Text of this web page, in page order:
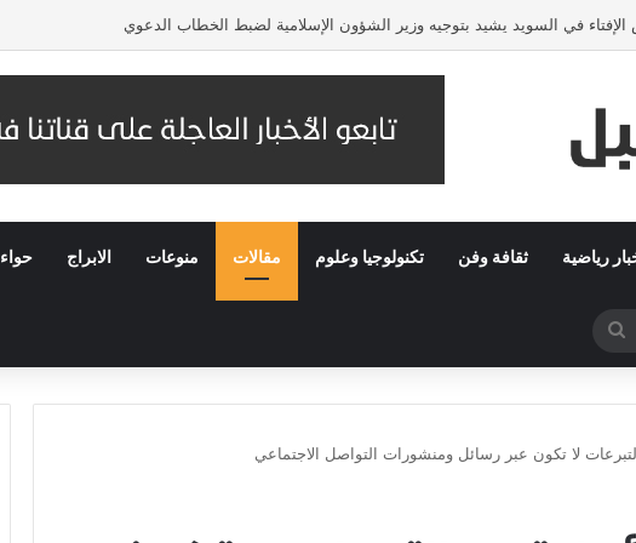
الإفتاء في السويد يشيد بتوجيه وزير الشؤون الإسلامية لضبط الخطاب الدعوي
رياضية ثقافة وفن تكنولوجيا وعلوم مقالات منوعات الابراج حواء
بحث
عن
لا تكون عبر رسائل ومنشورات التواصل الاجتماعي